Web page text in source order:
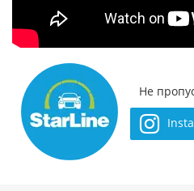
Не